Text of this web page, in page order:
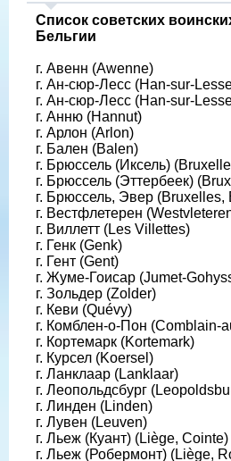
Список советских
Бельгии
г. Авенн (Awenne)
г. Ан-сюр-Лесс (Han-sur-
г. Ан-сюр-Лесс (Han-sur-
г. Анню (Hannut)
г. Арлон (Arlon)
г. Бален (Balen)
г. Брюссель (Иксель)
г. Брюссель (Эттербеек)
г. Брюссель, Эвер (Bruxelles,
г. Вестфлетерен
г. Виллетт (Les Villettes)
г. Генк (Genk)
г. Гент (Gent)
г. Жуме-Гоисар (Jumet-
г. Зольдер (Zolder)
г. Кеви (Quévy)
г. Комблен-о-Пон (Comblain-
г. Кортемарк (Kortemark)
г. Курсел (Koersel)
г. Ланклаар (Lanklaar)
г. Леопольдсбург
г. Линден (Linden)
г. Лувен (Leuven)
г. Льеж (Куант) (Liège, Cointe)
г. Льеж (Робермонт) (Liège,